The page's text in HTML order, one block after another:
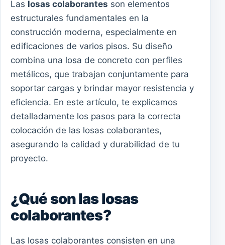
Las losas colaborantes son elementos
estructurales fundamentales en la
construcción moderna, especialmente en
edificaciones de varios pisos. Su diseño
combina una losa de concreto con perfiles
metálicos, que trabajan conjuntamente para
soportar cargas y brindar mayor resistencia y
eficiencia. En este artículo, te explicamos
detalladamente los pasos para la correcta
colocación de las losas colaborantes,
asegurando la calidad y durabilidad de tu
proyecto.
¿Qué son las losas
colaborantes?
Las losas colaborantes consisten en una